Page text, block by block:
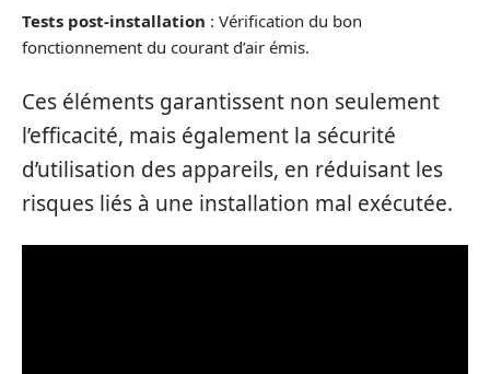
Tests post-installation : Vérification du bon
fonctionnement du courant d’air émis.
Ces éléments garantissent non seulement
l’efficacité, mais également la sécurité
d’utilisation des appareils, en réduisant les
risques liés à une installation mal exécutée.